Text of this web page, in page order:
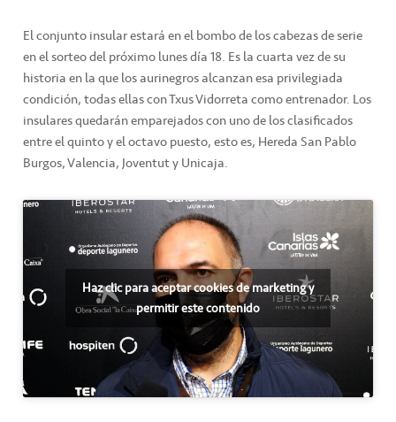
El conjunto insular estará en el bombo de los cabezas de serie
en el sorteo del próximo lunes día 18. Es la cuarta vez de su
historia en la que los aurinegros alcanzan esa privilegiada
condición, todas ellas con Txus Vidorreta como entrenador. Los
insulares quedarán emparejados con uno de los clasificados
entre el quinto y el octavo puesto, esto es, Hereda San Pablo
Burgos, Valencia, Joventut y Unicaja.
Haz clic para aceptar cookies de marketing y
permitir este contenido